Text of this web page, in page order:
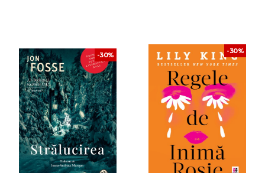
-30% -30%